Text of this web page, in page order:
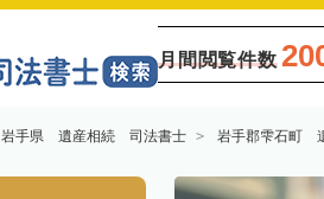
月間閲覧件数
岩手県 遺産相続 司法書士 岩手郡雫石町